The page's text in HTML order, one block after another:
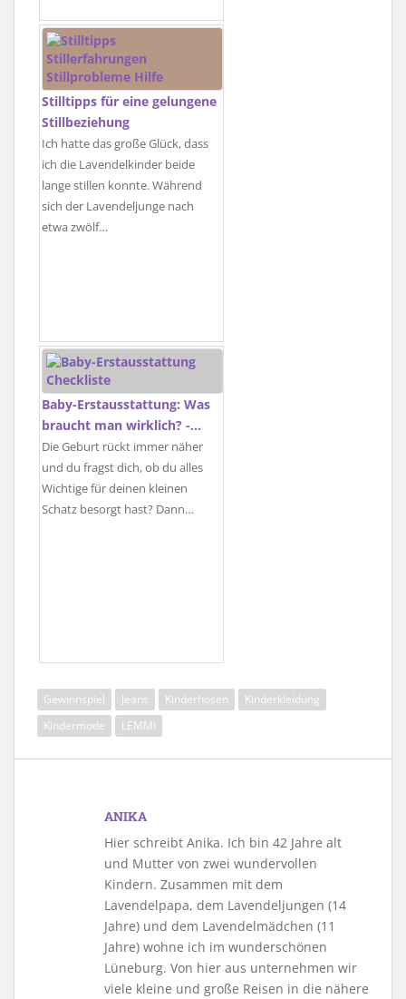
Stilltipps für eine gelungene
Stillbeziehung
Ich hatte das große Glück, dass
ich die Lavendelkinder beide
lange stillen konnte. Während
sich der Lavendeljunge nach
etwa zwölf…
Baby-Erstausstattung: Was
braucht man wirklich? -…
Die Geburt rückt immer näher
und du fragst dich, ob du alles
Wichtige für deinen kleinen
Schatz besorgt hast? Dann…
Gewinnspiel Jeans Kinderhosen
Kinderkleidung
Kindermode
LEMMI
ANIKA
Hier schreibt Anika. Ich bin 42 Jahre alt
und Mutter von zwei wundervollen
Kindern. Zusammen mit dem
Lavendelpapa, dem Lavendeljungen (14
Jahre) und dem Lavendelmädchen (11
Jahre) wohne ich im wunderschönen
Lüneburg. Von hier aus unternehmen wir
viele kleine und große Reisen in die nähere